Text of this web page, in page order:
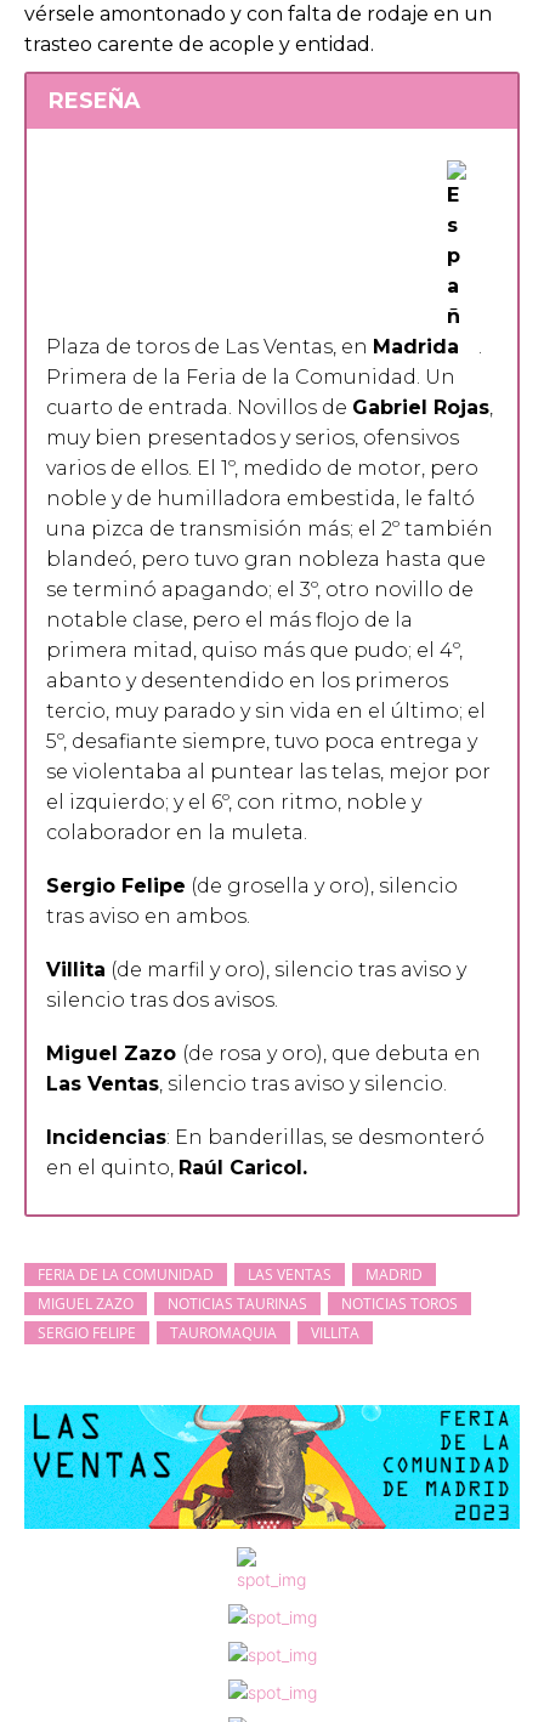
vérsele amontonado y con falta de rodaje en un
trasteo carente de acople y entidad.
RESEÑA
Plaza de toros de Las Ventas, en Madrid
Primera de la Feria de la Comunidad. Un
cuarto de entrada. Novillos de Gabriel Rojas
muy bien presentados y serios, ofensivos
varios de ellos. El 1º, medido de motor, pero
noble y de humilladora embestida, le faltó
una pizca de transmisión más; el 2º también
blandeó, pero tuvo gran nobleza hasta que
se terminó apagando; el 3º, otro novillo de
notable clase, pero el más flojo de la
primera mitad, quiso más que pudo; el 4º,
abanto y desentendido en los primeros
tercio, muy parado y sin vida en el último; el
5º, desafiante siempre, tuvo poca entrega y
se violentaba al puntear las telas, mejor por
el izquierdo; y el 6º, con ritmo, noble y
colaborador en la muleta.
Sergio Felipe (de grosella y oro), silencio
tras aviso en ambos.
Villita (de marfil y oro), silencio tras aviso y
silencio tras dos avisos.
Miguel Zazo (de rosa y oro), que debuta en
Las Ventas, silencio tras aviso y silencio.
Incidencias: En banderillas, se desmonteró
en el quinto, Raúl Caricol.
FERIA DE LA COMUNIDAD LAS VENTAS
MADRID
MIGUEL ZAZO
NOTICIAS TAURINAS
NOTICIAS TOROS
SERGIO FELIPE
TAUROMAQUIA VILLITA